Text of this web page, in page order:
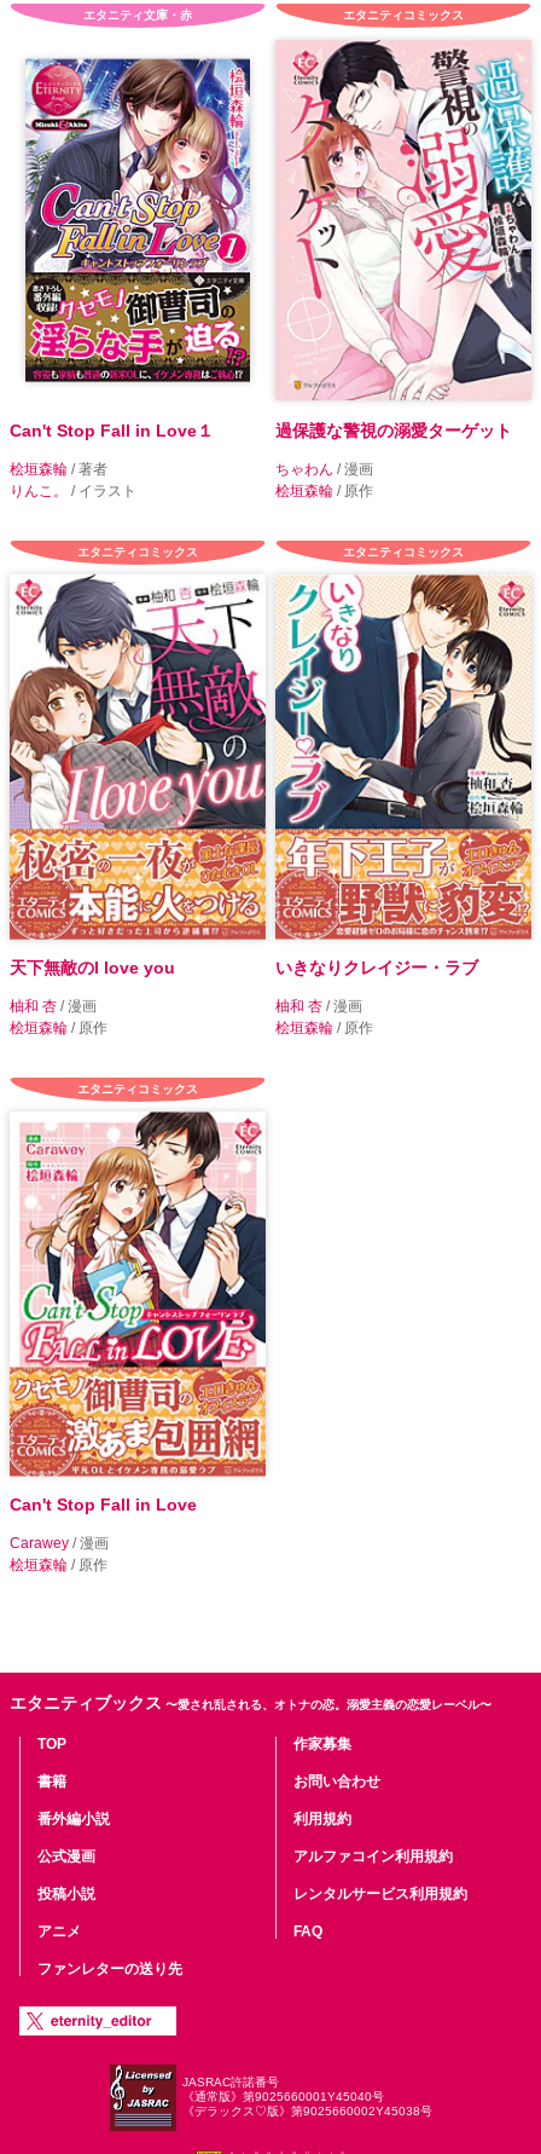
エタニティ文庫・赤
Can't Stop Fall in Love１
桧垣森輪 / 著者
りんこ。 / イラスト
エタニティコミックス
過保護な警視の溺愛ターゲット
ちゃわん / 漫画
桧垣森輪 / 原作
エタニティコミックス
天下無敵のI love you
柚和 杏 / 漫画
桧垣森輪 / 原作
エタニティコミックス
いきなりクレイジー・ラブ
柚和 杏 / 漫画
桧垣森輪 / 原作
エタニティコミックス
Can't Stop Fall in Love
Carawey / 漫画
桧垣森輪 / 原作
エタニティブックス 〜愛され乱される、オトナの恋。溺愛主義の恋愛レーベル〜
TOP
書籍
番外編小説
公式漫画
投稿小説
アニメ
ファンレターの送り先
作家募集
お問い合わせ
利用規約
アルファコイン利用規約
レンタルサービス利用規約
FAQ
JASRAC許諾番号
《通常版》第9025660001Y45040号
《デラックス♡版》第9025660002Y45038号